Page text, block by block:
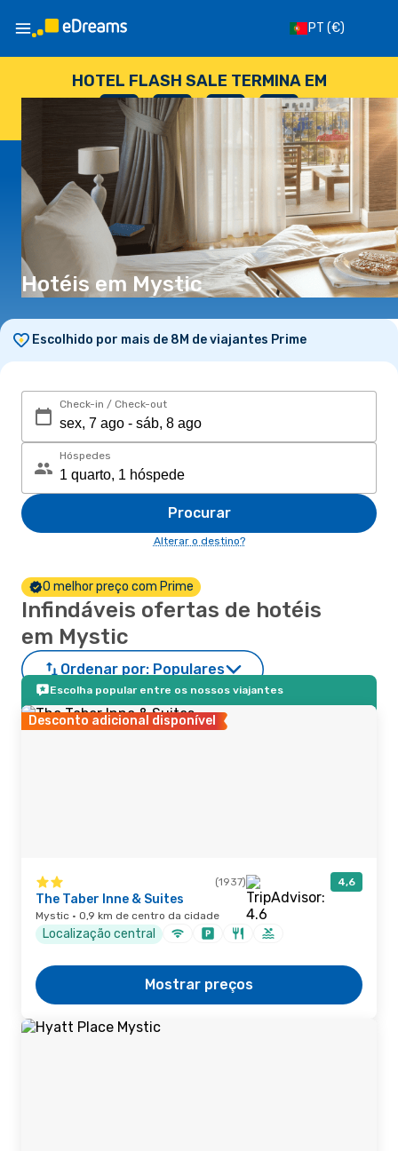
PT (€)
HOTEL FLASH SALE TERMINA EM
--
DIAS
: --
HORAS
: --
SEGUNDOS
Hotéis em Mystic
Escolhido por mais de 8M de viajantes Prime
Check-in / Check-out
Hóspedes
Procurar
Alterar o destino?
O melhor preço com Prime
Infindáveis ofertas de hotéis
em Mystic
Ordenar por: Populares
Escolha popular entre os nossos viajantes
Desconto adicional disponível
(1937) 4,6
The Taber Inne & Suites
Mystic · 0,9 km de centro da cidade
Localização central
Mostrar preços